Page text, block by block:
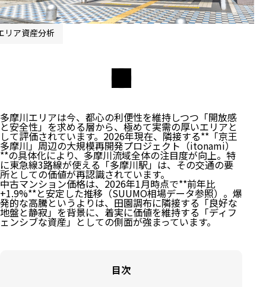
リア資産分析
多摩川エリアは今、都心の利便性を維持しつつ「開放感
と安全性」を求める層から、極めて実需の厚いエリアと
して評価されています。2026年現在、隣接する**「京王
多摩川」周辺の大規模再開発プロジェクト（itonami）
**の具体化により、多摩川流域全体の注目度が向上。特
に東急線3路線が使える「多摩川駅」は、その交通の要
所としての価値が再認識されています。
中古マンション価格は、2026年1月時点で**前年比
+1.9%**と安定した推移（SUUMO相場データ参照）。爆
発的な高騰というよりは、田園調布に隣接する「良好な
地盤と静寂」を背景に、着実に価値を維持する「ディフ
ェンシブな資産」としての側面が強まっています。
目次